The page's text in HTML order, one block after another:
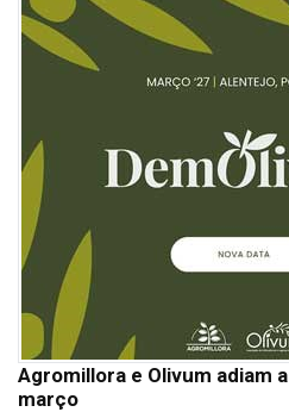
Agromillora e Olivum adiam
março